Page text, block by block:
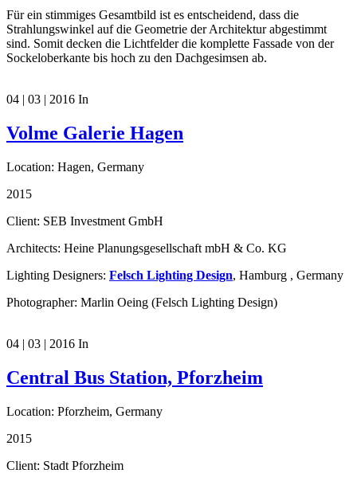
Für ein stimmiges Gesamtbild ist es entscheidend, dass die
Strahlungswinkel auf die Geometrie der Architektur abgestimmt
sind. Somit decken die Lichtfelder die komplette Fassade von der
Sockeloberkante bis hoch zu den Dachgesimsen ab.
04 | 03 | 2016 In
Volme Galerie Hagen
Location: Hagen, Germany
2015
Client: SEB Investment GmbH
Architects: Heine Planungsgesellschaft mbH & Co. KG
Lighting Designers: Felsch Lighting Design, Hamburg , Germany
Photographer: Marlin Oeing (Felsch Lighting Design)
04 | 03 | 2016 In
Central Bus Station, Pforzheim
Location: Pforzheim, Germany
2015
Client: Stadt Pforzheim